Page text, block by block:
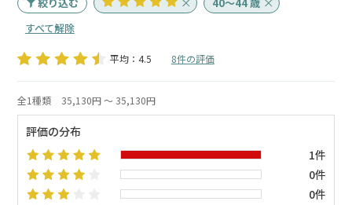
すべて解除
平均：4.5 8件の評価
全1種類 35,130円 ～ 35,130円
評価の分布
1件
0件
0件